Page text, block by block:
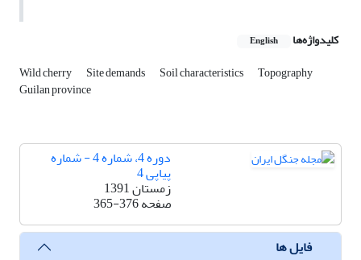
کلیدواژه‌ها English
Wild cherry Site demands Soil characteristics Topography
Guilan province
دوره 4، شماره 4 - شماره
پیاپی 4
زمستان 1391
صفحه365-376
فایل ها